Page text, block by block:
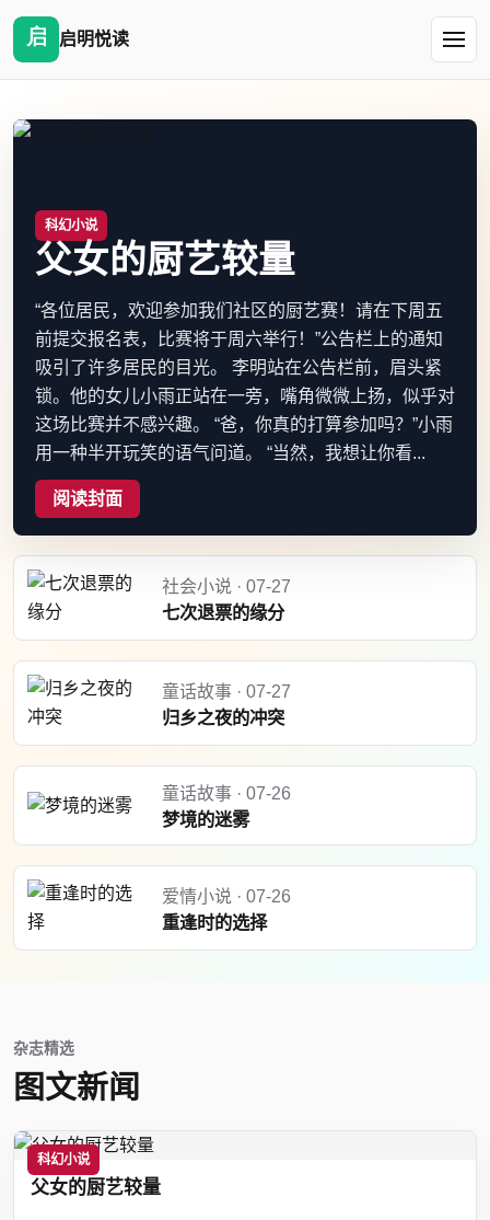
启明悦读
科幻小说
父女的厨艺较量
“各位居民，欢迎参加我们社区的厨艺赛！请在下周五
前提交报名表，比赛将于周六举行！”公告栏上的通知
吸引了许多居民的目光。 李明站在公告栏前，眉头紧
锁。他的女儿小雨正站在一旁，嘴角微微上扬，似乎对
这场比赛并不感兴趣。 “爸，你真的打算参加吗？”小雨
用一种半开玩笑的语气问道。 “当然，我想让你看...
阅读封面
社会小说 · 07-27
七次退票的缘分
童话故事 · 07-27
归乡之夜的冲突
童话故事 · 07-26
梦境的迷雾
爱情小说 · 07-26
重逢时的选择
杂志精选
图文新闻
科幻小说
父女的厨艺较量